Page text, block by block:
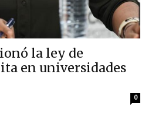
la ley de
en universidades
0